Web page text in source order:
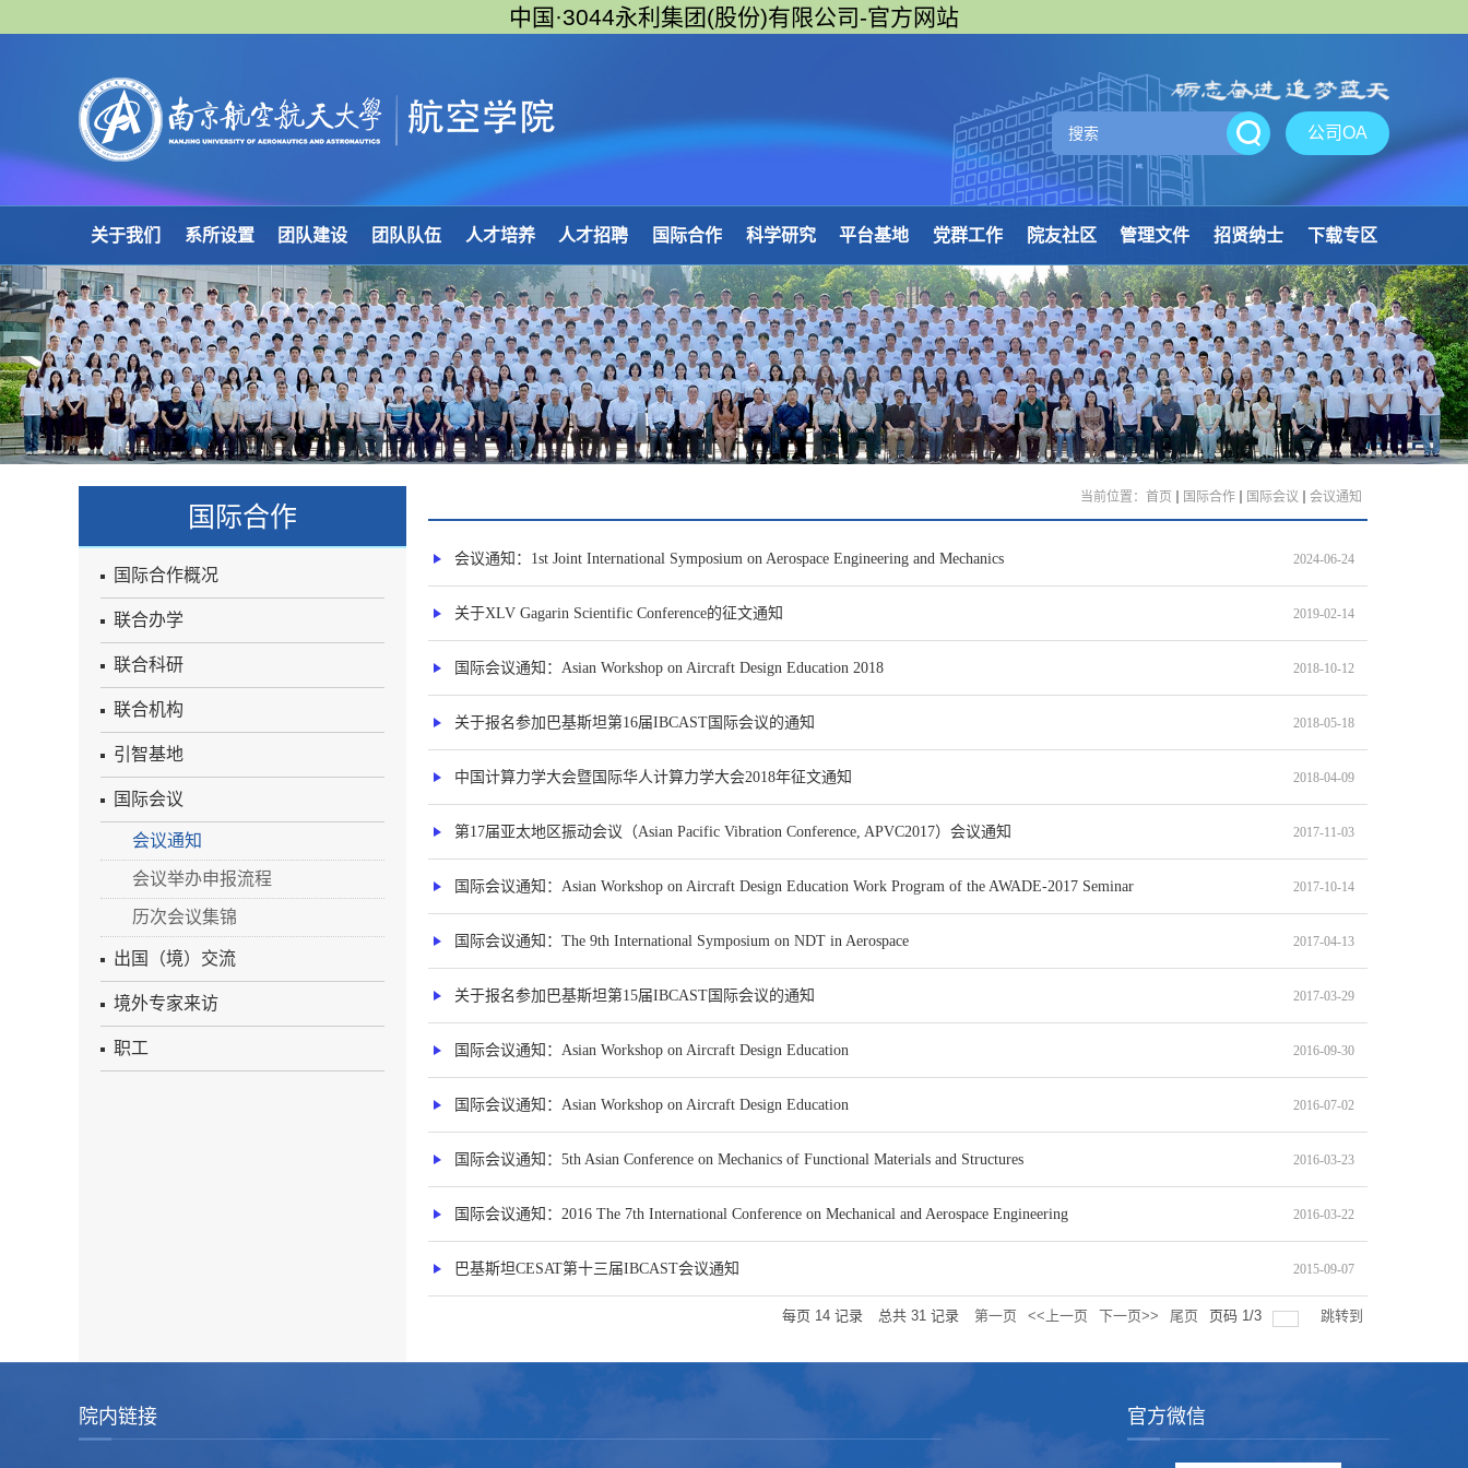
中国·3044永利集团(股份)有限公司-官方网站
公司OA
关于我们 系所设置 团队建设 团队队伍 人才培养 人才招聘 国际合作 科学研究 平台基地 党群工作 院友社区 管理文件 招贤纳士 下载专区
国际合作
国际合作概况
联合办学
联合科研
联合机构
引智基地
国际会议
会议通知
会议举办申报流程
历次会议集锦
出国（境）交流
境外专家来访
职工
当前位置： 首页 国际合作 国际会议 会议通知
会议通知：1st Joint International Symposium on Aerospace Engineering and Mechanics 2024-06-24
关于XLV Gagarin Scientific Conference的征文通知 2019-02-14
国际会议通知：Asian Workshop on Aircraft Design Education 2018 2018-10-12
关于报名参加巴基斯坦第16届IBCAST国际会议的通知 2018-05-18
中国计算力学大会暨国际华人计算力学大会2018年征文通知 2018-04-09
第17届亚太地区振动会议（Asian Pacific Vibration Conference, APVC2017）会议通知 2017-11-03
国际会议通知：Asian Workshop on Aircraft Design Education Work Program of the AWADE-2017 Seminar 2017-10-14
国际会议通知：The 9th International Symposium on NDT in Aerospace 2017-04-13
关于报名参加巴基斯坦第15届IBCAST国际会议的通知 2017-03-29
国际会议通知：Asian Workshop on Aircraft Design Education 2016-09-30
国际会议通知：Asian Workshop on Aircraft Design Education 2016-07-02
国际会议通知：5th Asian Conference on Mechanics of Functional Materials and Structures 2016-03-23
国际会议通知：2016 The 7th International Conference on Mechanical and Aerospace Engineering 2016-03-22
巴基斯坦CESAT第十三届IBCAST会议通知 2015-09-07
每页 14 记录 总共 31 记录 第一页 <<上一页 下一页>> 尾页 页码 1/3 跳转到
院内链接 官方微信